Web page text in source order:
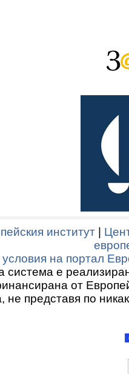
институт
на портал
е
от
не представя по